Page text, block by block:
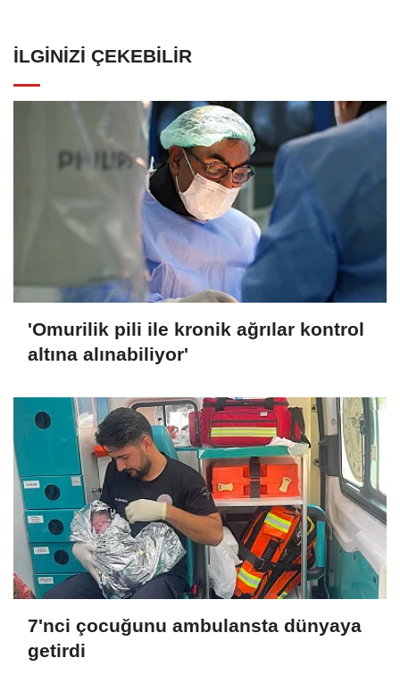
İLGINIZI ÇEKEBILIR
'Omurilik pili ile kronik ağrılar kontrol
altına alınabiliyor'
7'nci çocuğunu ambulansta dünyaya
getirdi